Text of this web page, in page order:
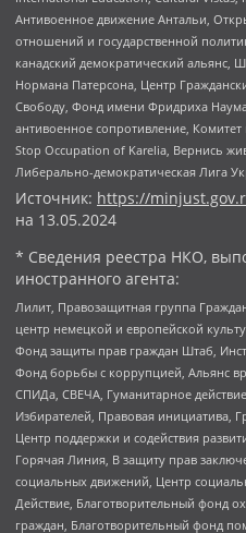
Антивоенное движение Антальи,
отношений и государственной
канадский демократический
Нормана Патерсона, Центр
Свободу, Фонд имени Фридриха
антивоенное сопротивление,
Stop Occupation of Karelia, Вернись
Либерально-демократическая Лига
Источник: https://
на 13.05.2024
* Сведения реестра НКО,
иностранного агента:
Лилит, Правозащитная группа
центр немецкой и европейской
Фонд защиты прав граждан Штаб,
Фонд борьбы с коррупцией, Альянс
СПИДа, СВЕЧА, Гуманитарное
Избирателей, Правовая инициатива,
Центр поддержки и содействия
Горячая Линия, В защиту прав
социальных движений, Центр
Действие, Благотворительный фонд
граждан, Благотворительный фонд